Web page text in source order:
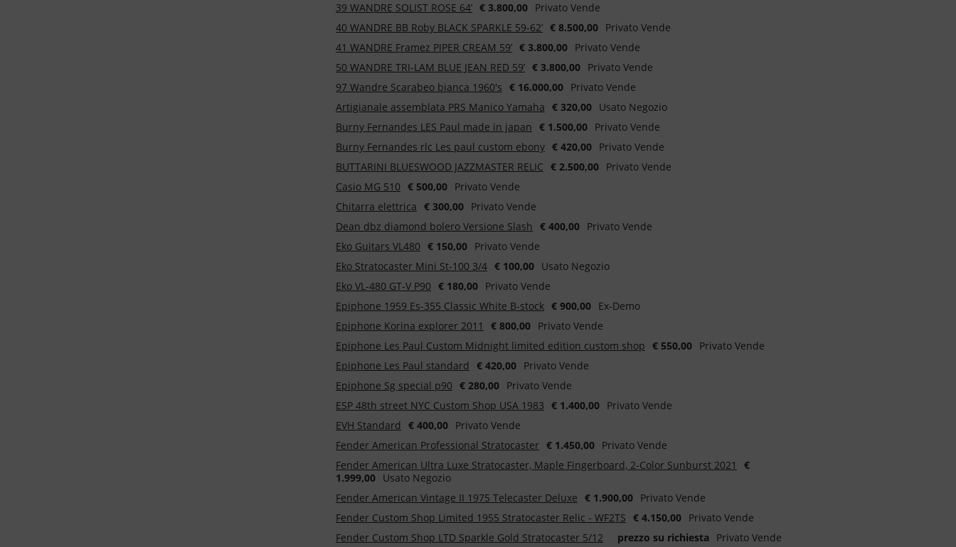
39 WANDRE SOLIST ROSE 64’ € 3.800,00 Privato Vende
40 WANDRE BB Roby BLACK SPARKLE 59-62’ € 8.500,00 Privato Vende
41 WANDRE Framez PIPER CREAM 59’ € 3.800,00 Privato Vende
50 WANDRE TRI-LAM BLUE JEAN RED 59’ € 3.800,00 Privato Vende
97 Wandre Scarabeo bianca 1960's € 16.000,00 Privato Vende
Artigianale assemblata PRS Manico Yamaha € 320,00 Usato Negozio
Burny Fernandes LES Paul made in japan € 1.500,00 Privato Vende
Burny Fernandes rlc Les paul custom ebony € 420,00 Privato Vende
BUTTARINI BLUESWOOD JAZZMASTER RELIC € 2.500,00 Privato Vende
Casio MG 510 € 500,00 Privato Vende
Chitarra elettrica € 300,00 Privato Vende
Dean dbz diamond bolero Versione Slash € 400,00 Privato Vende
Eko Guitars VL480 € 150,00 Privato Vende
Eko Stratocaster Mini St-100 3/4 € 100,00 Usato Negozio
Eko VL-480 GT-V P90 € 180,00 Privato Vende
Epiphone 1959 Es-355 Classic White B-stock € 900,00 Ex-Demo
Epiphone Korina explorer 2011
€ 800,00 Privato Vende
Epiphone Les Paul Custom Midnight limited edition custom shop € 550,00 Privato Vende
Epiphone Les Paul standard € 420,00 Privato Vende
Epiphone Sg special p90 € 280,00 Privato Vende
ESP 48th street NYC Custom Shop USA 1983 € 1.400,00 Privato Vende
EVH Standard € 400,00 Privato Vende
Fender American Professional Stratocaster € 1.450,00 Privato Vende
Fender American Ultra Luxe Stratocaster, Maple Fingerboard, 2-Color Sunburst 2021
€
1.999,00 Usato Negozio
Fender American Vintage II 1975 Telecaster Deluxe € 1.900,00 Privato Vende
Fender Custom Shop Limited 1955 Stratocaster Relic - WF2TS € 4.150,00 Privato Vende
Fender Custom Shop LTD Sparkle Gold Stratocaster 5/12
prezzo su richiesta Privato Vende